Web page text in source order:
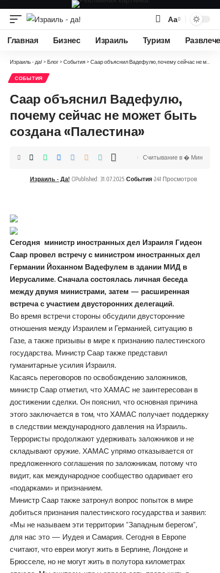
Изменение
размера
Аа
Главная Бизнес Израиль Туризм
Израиль - да! > Блог > События > Саар объяснил Вадефулю, почему сейчас не может быть создана «Палестина»
СОБЫТИЯ
Саар объяснил Вадефулю,
почему сейчас не может быть
создана «Палестина»
Израиль - Да! Published: 31.07.2025 События 241 Просмотров
Считывание в � Мин
Сегодня министр иностранных дел Израиля Гидеон
Саар провел встречу с министром иностранных дел
Германии Йоханном Вадефулем в здании МИД в
Иерусалиме. Сначала состоялась личная беседа
между двумя министрами, затем — расширенная
встреча с участием двусторонних делегаций.
Во время встречи стороны обсудили двусторонние
отношения между Израилем и Германией, ситуацию в
Газе, а также призывы в мире к признанию палестинского
государства. Министр Саар также представил
гуманитарные усилия Израиля.
Касаясь переговоров по освобождению заложников,
министр Саар отметил, что ХАМАС не заинтересован в
достижении сделки. Он пояснил, что основная причина
этого заключается в том, что ХАМАС получает поддержку
в следствии международного давления на Израиль.
Террористы продолжают удерживать заложников и не
складывают оружие. ХАМАС упрямо отказывается от
предложенного соглашения по заложникам, потому что
видит, как международное сообщество одаривает его
«подарками» и признанием.
Министр Саар также затронул вопрос попыток в мире
добиться признания палестинского государства и заявил:
«Мы не называем эти территории “Западным берегом”,
для нас это — Иудея и Самария. Сегодня в Европе
считают, что евреи могут жить в Берлине, Лондоне и
Брюсселе, но не могут жить в полутора километрах